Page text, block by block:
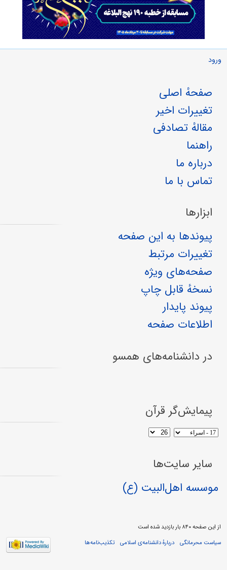
ورود
صفحهٔ اصلی
تغییرات اخیر
مقالهٔ تصادفی
راهنما
درباره ما
تماس با ما
ابزارها
پیوندها به این صفحه
تغییرات مرتبط
صفحه‌های ویژه
نسخهٔ قابل چاپ
پیوند پایدار
اطلاعات صفحه
در دانشنامه‌های همسو
پیمایش‌گر قرآن
سایر سایت‌ها
موسسه اهل‌البیت (ع)
از این صفحه ۸۴۰ بار بازدید شده است
سیاست محرمانگی
دربارهٔ دانشنامه‌ی اسلامی تکذیب‌نامه‌ها